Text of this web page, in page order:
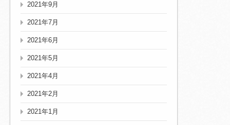
2021年9月
2021年7月
2021年6月
2021年5月
2021年4月
2021年2月
2021年1月